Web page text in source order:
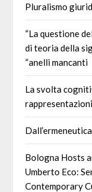
Pluralismo
“La questione
di teoria della
“anelli mancanti
La svolta
Bologna Hosts
Umberto Eco:
Contemporary